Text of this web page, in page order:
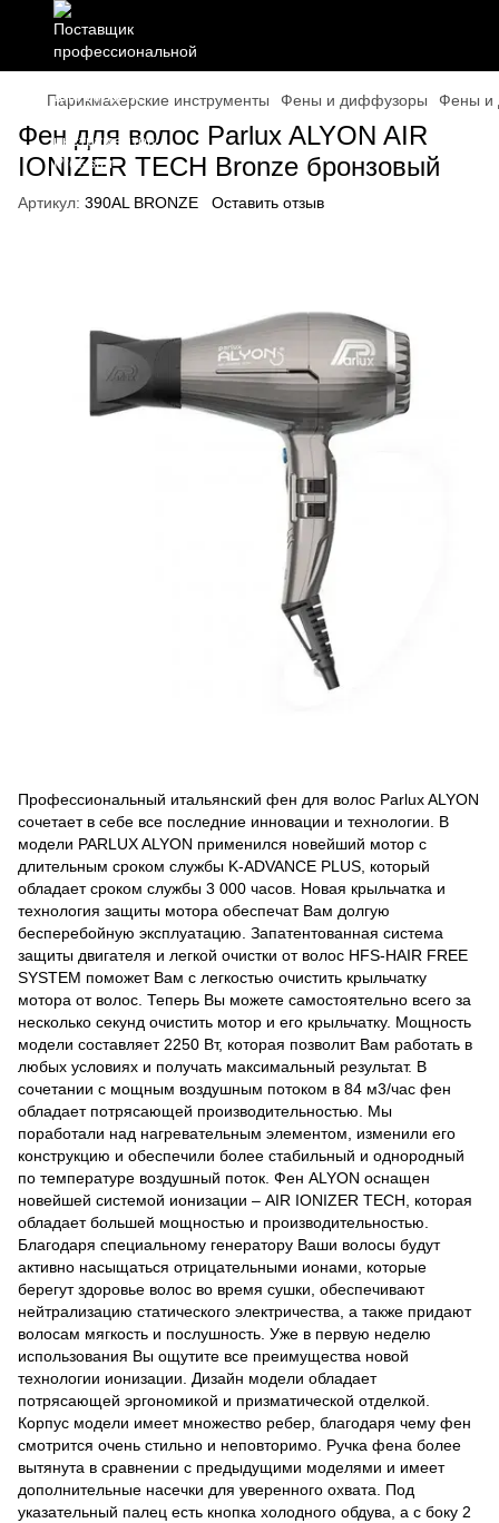
Парикмахерские инструменты Фены и диффузоры Фены и
Фен для волос Parlux ALYON AIR
IONIZER TECH Bronze бронзовый
Артикул: 390AL BRONZE Оставить отзыв
Профессиональный итальянский фен для волос Parlux ALYON
сочетает в себе все последние инновации и технологии. В
модели PARLUX ALYON применился новейший мотор с
длительным сроком службы K-ADVANCE PLUS, который
обладает сроком службы 3 000 часов. Новая крыльчатка и
технология защиты мотора обеспечат Вам долгую
бесперебойную эксплуатацию. Запатентованная система
защиты двигателя и легкой очистки от волос HFS-HAIR FREE
SYSTEM поможет Вам с легкостью очистить крыльчатку
мотора от волос. Теперь Вы можете самостоятельно всего за
несколько секунд очистить мотор и его крыльчатку. Мощность
модели составляет 2250 Вт, которая позволит Вам работать в
любых условиях и получать максимальный результат. В
сочетании с мощным воздушным потоком в 84 м3/час фен
обладает потрясающей производительностью. Мы
поработали над нагревательным элементом, изменили его
конструкцию и обеспечили более стабильный и однородный
по температуре воздушный поток. Фен ALYON оснащен
новейшей системой ионизации – AIR IONIZER TECH, которая
обладает большей мощностью и производительностью.
Благодаря специальному генератору Ваши волосы будут
активно насыщаться отрицательными ионами, которые
берегут здоровье волос во время сушки, обеспечивают
нейтрализацию статического электричества, а также придают
волосам мягкость и послушность. Уже в первую неделю
использования Вы ощутите все преимущества новой
технологии ионизации. Дизайн модели обладает
потрясающей эргономикой и призматической отделкой.
Корпус модели имеет множество ребер, благодаря чему фен
смотрится очень стильно и неповторимо. Ручка фена более
вытянута в сравнении с предыдущими моделями и имеет
дополнительные насечки для уверенного охвата. Под
указательный палец есть кнопка холодного обдува, а с боку 2